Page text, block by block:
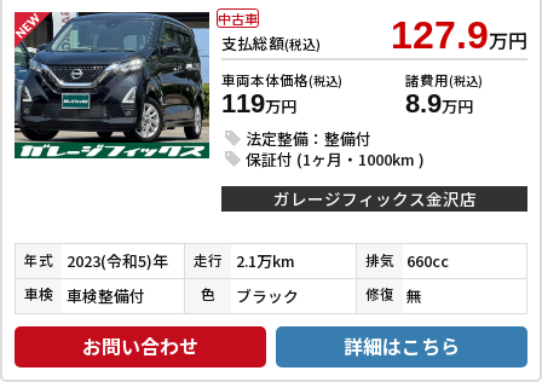
支払総額(税込) 127.9万円
車両本体価格(税込)
119万円
諸費用(税込)
8.9万円
法定整備：整備付
保証付 (1ヶ月・1000km )
中古車
ガレージフィックス金沢店
年式 2023(令和5)年 走行 2.1万km 排気 660cc
車検 車検整備付 色 ブラック 修復 無
お問い合わせ 詳細はこちら